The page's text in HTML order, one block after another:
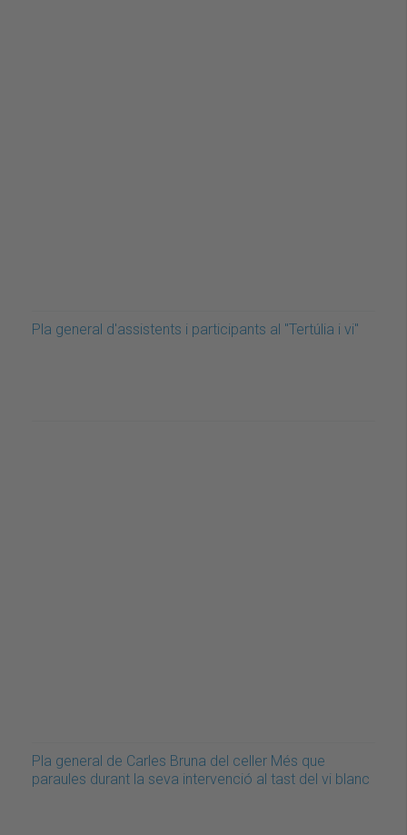
Pla general d'assistents i participants al "Tertúlia i vi"
Pla general de Carles Bruna del celler Més que
paraules durant la seva intervenció al tast del vi blanc